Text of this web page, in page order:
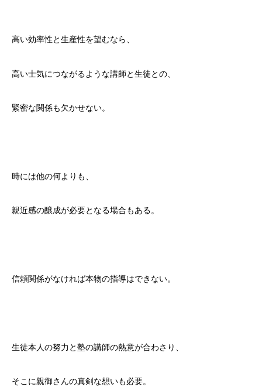
高い効率性と生産性を望むなら、
高い士気につながるような講師と生徒との、
緊密な関係も欠かせない。
時には他の何よりも、
親近感の醸成が必要となる場合もある。
信頼関係がなければ本物の指導はできない。
生徒本人の努力と塾の講師の熱意が合わさり、
そこに親御さんの真剣な想いも必要。